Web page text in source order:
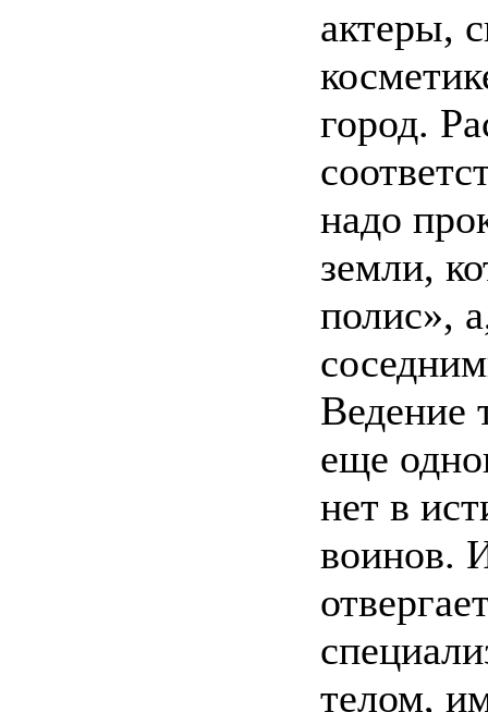
актеры,
город.
надо
земли,
полис»,
Ведение
еще
нет в
воинов.
телом,